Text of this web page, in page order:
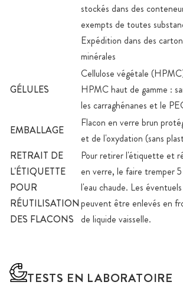
stockés dans des
exempts de toutes
Expédition dans des
minérales
GÉLULES
Cellulose végétale
HPMC haut de gamme :
les carraghénanes et le
EMBALLAGE
Flacon en verre brun
et de l'oxydation (sans
RETRAIT DE
L'ÉTIQUETTE
POUR
RÉUTILISATION
DES FLACONS
Pour retirer l'étiquette et
en verre, le faire tremper
l'eau chaude. Les
peuvent être enlevés en
de liquide vaisselle.
TESTS EN LABORATOIRE